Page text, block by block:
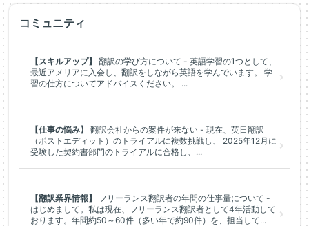
コミュニティ
【スキルアップ】
翻訳の学び方について - 英語学習の1つとして、
最近アメリアに入会し、翻訳をしながら英語を学んでいます。 学
習の仕方についてアドバイスください。 ...
【仕事の悩み】
翻訳会社からの案件が来ない - 現在、英日翻訳
（ポストエディット）のトライアルに複数挑戦し、 2025年12月に
受験した契約書部門のトライアルに合格し、...
【翻訳業界情報】
フリーランス翻訳者の年間の仕事量について -
はじめまして。私は現在、フリーランス翻訳者として4年活動して
おります。年間約50～60件（多い年で約90件）を、担当して...